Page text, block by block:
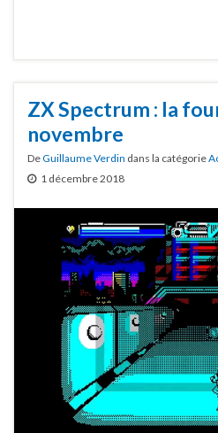
ZX Spectrum : la
novembre
DeGuillaume Verdin dans la catégorie
1 décembre 2018